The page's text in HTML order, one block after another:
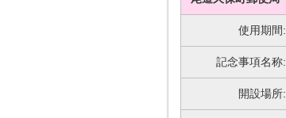
使用期間:
記念事項名称:
開設場所: